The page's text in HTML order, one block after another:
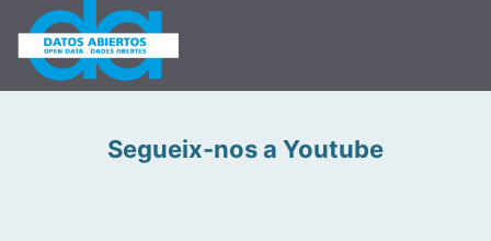
Segueix-nos a Youtube